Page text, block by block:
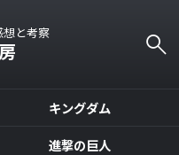
と考察
キングダム
進撃の巨人